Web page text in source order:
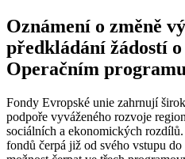
Oznámení o změně
předkládání žádostí
Operačním
Fondy Evropské unie zahrnují
podpoře vyváženého rozvoje
sociálních a ekonomických
fondů čerpá již od svého vstupu